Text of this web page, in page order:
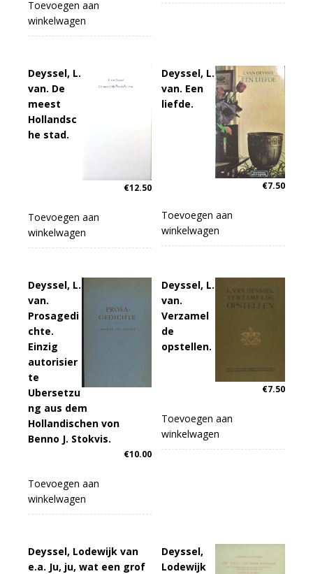
Toevoegen aan
winkelwagen
Deyssel, L.
van. De
meest
Hollandsc
he stad.
€12.50
Toevoegen aan
winkelwagen
Deyssel, L.
van. Een
liefde.
€7.50
Toevoegen aan
winkelwagen
Deyssel, L.
van.
Prosagedi
chte.
Einzig
autorisier
te
Ubersetzu
ng aus dem
Hollandischen von
Benno J. Stokvis.
€10.00
Toevoegen aan
winkelwagen
Deyssel, L.
van.
Verzamel
de
opstellen.
€7.50
Toevoegen aan
winkelwagen
Deyssel, Lodewijk van
e.a. Ju, ju, wat een grof
Deyssel,
Lodewijk